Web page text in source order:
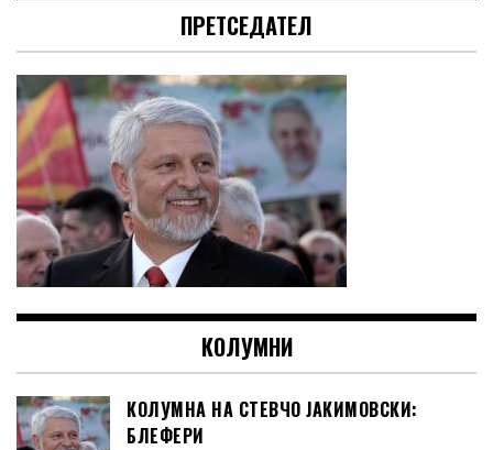
ПРЕТСЕДАТЕЛ
КОЛУМНИ
КОЛУМНА НА СТЕВЧО ЈАКИМОВСКИ:
БЛЕФЕРИ